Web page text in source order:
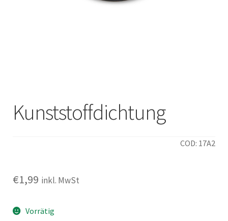
Kunststoffdichtung
COD: 17A2
€1,99 inkl. MwSt
Vorrätig